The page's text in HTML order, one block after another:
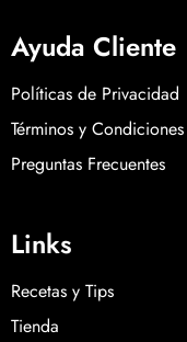
Ayuda Cliente
Políticas de Privacidad
Términos y Condiciones
Preguntas Frecuentes
Links
Recetas y Tips
Tienda